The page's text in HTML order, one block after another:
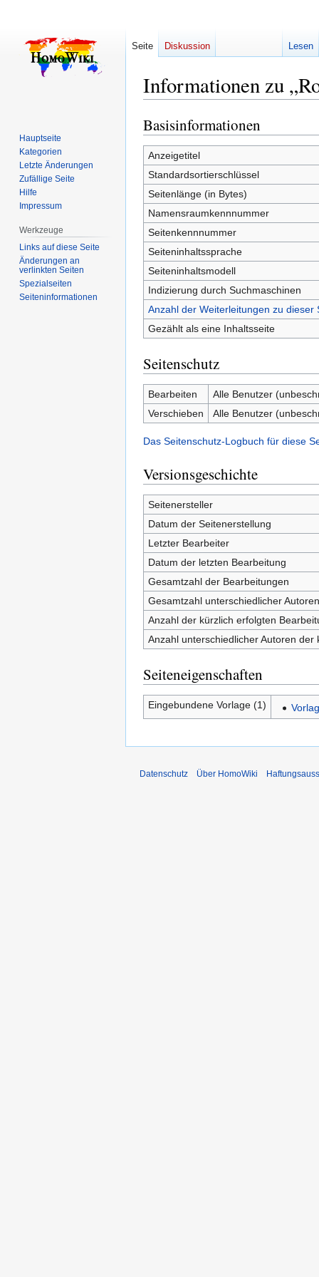
Informationen zu
Zur
Navigation
springen
Zur
Suche
springen
Basisinformationen
Anzeigetitel
Standardsortierschlüssel
Seitenlänge (in Bytes)
Namensraumkennnummer
Seitenkennnummer
Seiteninhaltssprache
Seiteninhaltsmodell
Indizierung durch Suchmaschinen
Anzahl der Weiterleitungen zu dieser
Gezählt als eine Inhaltsseite
Seitenschutz
Bearbeiten
Alle Benutzer
Verschieben
Alle Benutzer
Das Seitenschutz-Logbuch für diese
Versionsgeschichte
Seitenersteller
Datum der Seitenerstellung
Letzter Bearbeiter
Datum der letzten Bearbeitung
Gesamtzahl der Bearbeitungen
Gesamtzahl unterschiedlicher Autoren
Anzahl der kürzlich erfolgten
Anzahl unterschiedlicher Autoren
Seiteneigenschaften
Eingebundene Vorlage (1)
Seite Diskussion Lesen
Hauptseite
Kategorien
Letzte Änderungen
Zufällige Seite
Hilfe
Impressum
Werkzeuge
Links auf diese Seite
Änderungen an
verlinkten Seiten
Spezialseiten
Seiten­­informationen
Datenschutz Über HomoWiki